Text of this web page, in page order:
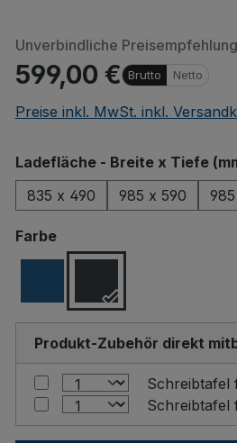
Unverbindliche
599,00 € Brutto Netto
Preise inkl. MwSt. inkl.
Ladefläche - Breite x Tiefe
835 x 490
985 x 590
Farbeauswählen
Produkt-Zubehör direkt